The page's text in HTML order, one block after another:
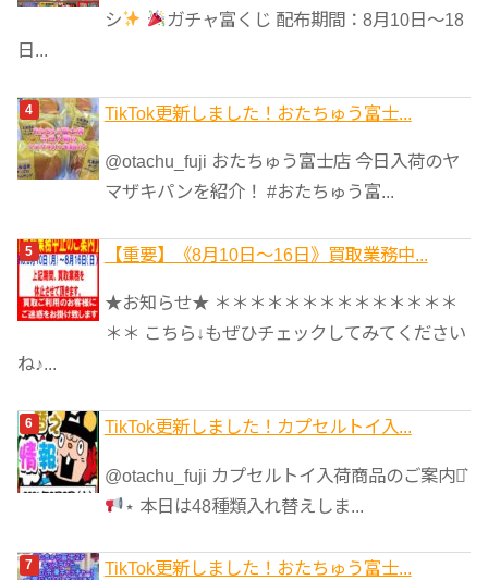
シ
ガチャ富くじ 配布期間：8月10日～18
日...
TikTok更新しました！おたちゅう富士...
@otachu_fuji おたちゅう富士店 今日入荷のヤ
マザキパンを紹介！ #おたちゅう富...
【重要】《8月10日～16日》買取業務中...
★お知らせ★ ＊＊＊＊＊＊＊＊＊＊＊＊＊＊
＊＊ こちら↓もぜひチェックしてみてください
ね♪...
TikTok更新しました！カプセルトイ入...
@otachu_fuji カプセルトイ入荷商品のご案内⋆͛
⋆ 本日は48種類入れ替えしま...
TikTok更新しました！おたちゅう富士...